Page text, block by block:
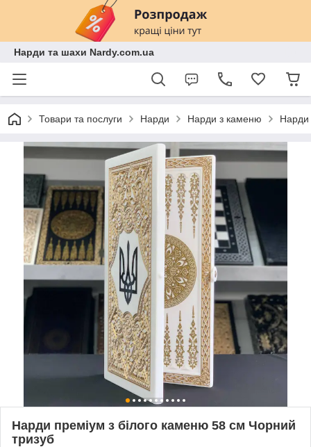
Нарди та шахи Nardy.com.ua
Товари та послуги Нарди Нарди з каменю Нарди
Нарди преміум з білого каменю 58 см Чорний
тризуб